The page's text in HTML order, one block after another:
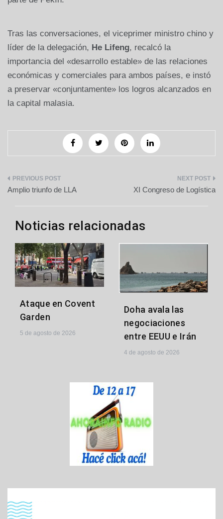
Tras las conversaciones, el viceprimer ministro chino y
líder de la delegación, He Lifeng, recalcó la
importancia del «desarrollo estable» de las relaciones
económicas y comerciales para ambos países, e instó
a preservar «conjuntamente» los logros alcanzados en
la capital malasia.
Navegación
entradas
Amplio triunfo de LLA XI Congreso de Logística
Noticias relacionadas
Ataque en Covent
Garden
5 de agosto de 2026
Doha avala las
negociaciones
entre EEUU e Irán
4 de agosto de 2026